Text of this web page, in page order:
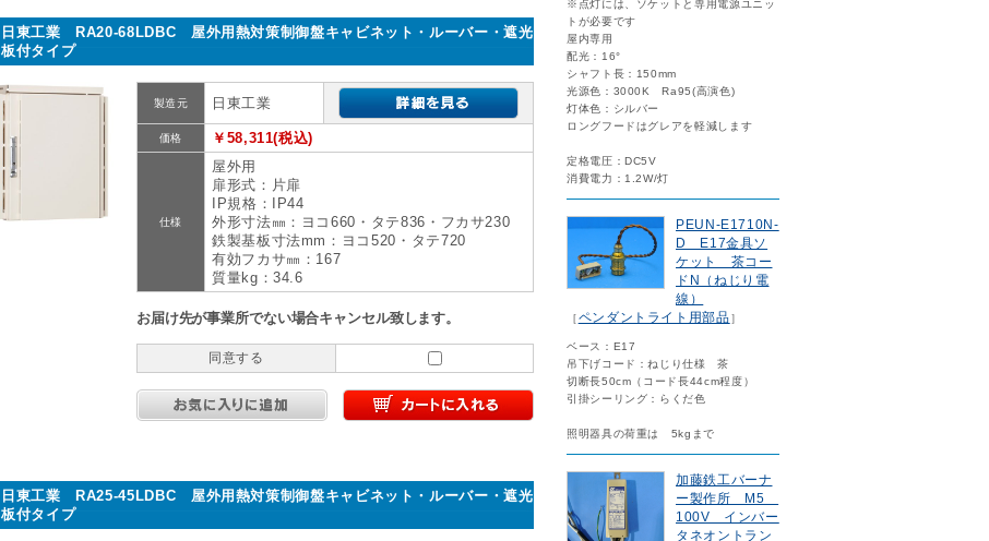
日東工業 RA20-68LDBC 屋外用熱対策制御盤キャビネット・ルーバー・遮光
板付タイプ
製造元 日東工業
価格 ￥58,311(税込)
仕様
屋外用
扉形式：片扉
IP規格：IP44
外形寸法㎜：ヨコ660・タテ836・フカサ230
鉄製基板寸法mm：ヨコ520・タテ720
有効フカサ㎜：167
質量kg：34.6
お届け先が事業所でない場合キャンセル致します。
同意する
日東工業 RA25-45LDBC 屋外用熱対策制御盤キャビネット・ルーバー・遮光
板付タイプ
※点灯には、ソケットと専用電源ユニッ
トが必要です
屋内専用
配光：16°
シャフト長：150mm
光源色：3000K Ra95(高演色)
灯体色：シルバー
ロングフードはグレアを軽減します
定格電圧：DC5V
消費電力：1.2W/灯
PEUN-E1710N-
D E17金具ソ
ケット 茶コー
ドN（ねじり電
線）
［ペンダントライト用部品］
ベース：E17
吊下げコード：ねじり仕様 茶
切断長50cm（コード長44cm程度）
引掛シーリング：らくだ色
照明器具の荷重は 5kgまで
加藤鉄工バーナ
ー製作所 M5
100V インバー
タネオントラン